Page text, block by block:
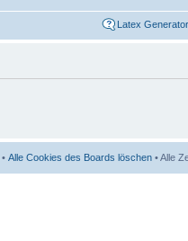
Latex Generator
• Alle Cookies des Boards löschen • Alle